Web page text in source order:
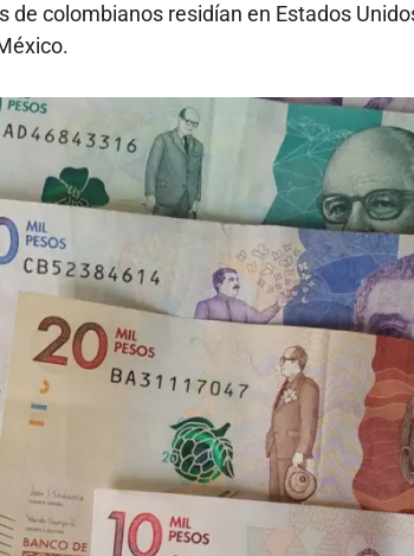
colombianos residían en Estados